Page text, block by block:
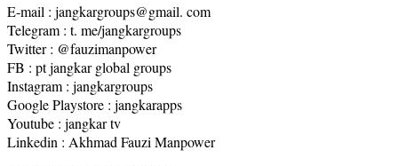
E-mail : jangkargroups@gmail. com
Telegram : t. me/jangkargroups
Twitter : @fauzimanpower
FB : pt jangkar global groups
Instagram : jangkargroups
Google Playstore : jangkarapps
Youtube : jangkar tv
Linkedin : Akhmad Fauzi Manpower